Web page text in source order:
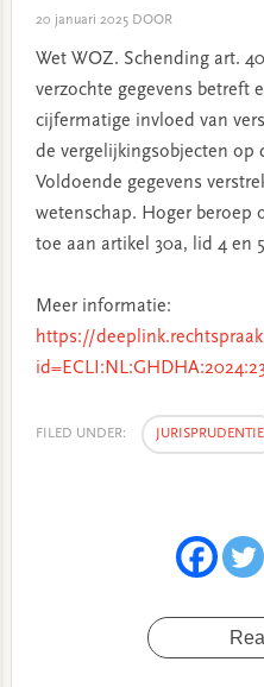
20 januari 2025DOOR
Wet WOZ. Schending art.
verzochte gegevens betreft
cijfermatige invloed van
de vergelijkingsobjecten op
Voldoende gegevens
wetenschap. Hoger beroep
toe aan artikel 30a, lid 4 en
Meer informatie:
https://
FILED UNDER: JURISPRUDENTIE